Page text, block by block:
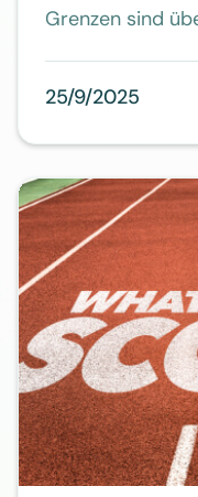
Grenzen sind
25/9/2025